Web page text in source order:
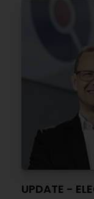
UPDATE -